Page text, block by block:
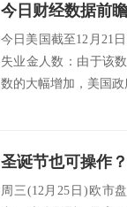
今日美国截至12月21
失业金人数：由于该
数的大幅增加，美国
周三(12月25日)欧市